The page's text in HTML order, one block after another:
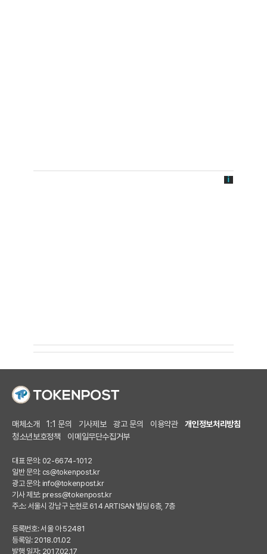
매체소개 1:1 문의 기사제보 광고 문의 이용약관
개인정보처리방침
청소년보호정책
이메일무단수집거부
대표 문의: 02-6674-1012
일반 문의: cs@tokenpost.kr
광고 문의: info@tokenpost.kr
기사 제보: press@tokenpost.kr
주소: 서울시 강남구 논현로 614 ARTISAN 빌딩 6층, 7층
등록번호: 서울 아 52481
등록일: 2018.01.02
발행 일자: 2017.02.17